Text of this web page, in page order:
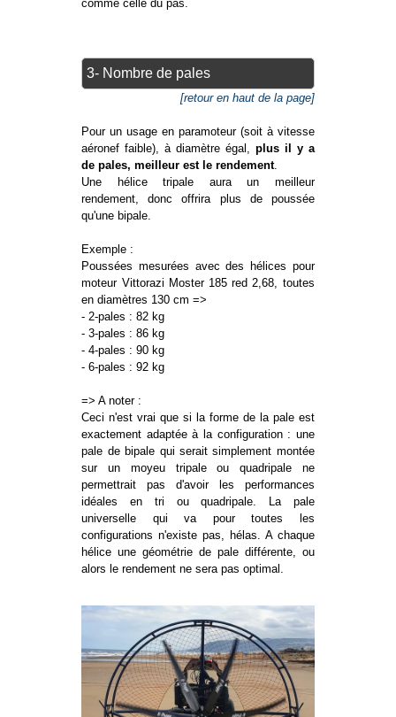
comme celle du pas.
3- Nombre de pales
[retour en haut de la page]
Pour un usage en paramoteur (soit à vitesse
aéronef faible), à diamètre égal, plus il y a
de pales, meilleur est le rendement.
Une hélice tripale aura un meilleur
rendement, donc offrira plus de poussée
qu'une bipale.
Exemple :
Poussées mesurées avec des hélices pour
moteur Vittorazi Moster 185 red 2,68, toutes
en diamètres 130 cm =>
- 2-pales : 82 kg
- 3-pales : 86 kg
- 4-pales : 90 kg
- 6-pales : 92 kg
=> A noter :
Ceci n'est vrai que si la forme de la pale est
exactement adaptée à la configuration : une
pale de bipale qui serait simplement montée
sur un moyeu tripale ou quadripale ne
permettrait pas d'avoir les performances
idéales en tri ou quadripale. La pale
universelle qui va pour toutes les
configurations n'existe pas, hélas. A chaque
hélice une géométrie de pale différente, ou
alors le rendement ne sera pas optimal.